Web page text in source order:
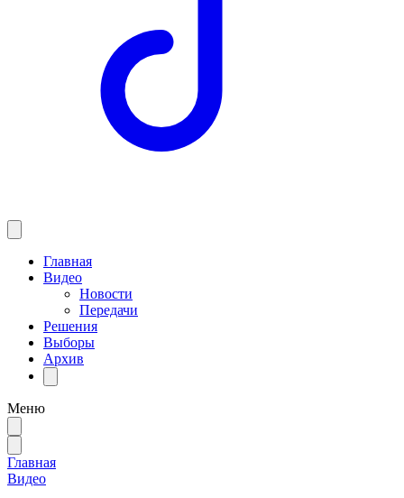
Главная
Видео
Новости
Передачи
Решения
Выборы
Архив
Меню
Главная
Видео